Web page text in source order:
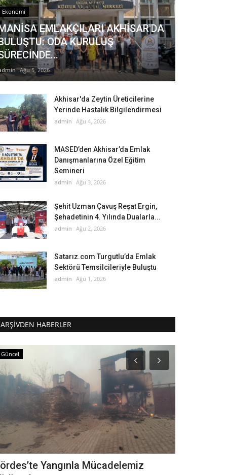
Ekonomi
EMLAKÇILARI AKHİSAR'DA
ODA KURULUŞ
Ağu 5, 2026
Akhisar'da Zeytin Üreticilerine
Yerinde Hastalık Bilgilendirmesi
admin Ağu 4, 2026
MASED’den Akhisar’da Emlak
Danışmanlarına Özel Eğitim
Semineri
admin Ağu 3, 2026
Şehit Uzman Çavuş Reşat Ergin,
Şehadetinin 4. Yılında Dualarla...
admin Ağu 2, 2026
Satarız.com Turgutlu’da Emlak
Sektörü Temsilcileriyle Buluştu
admin Ağu 1, 2026
ARŞIVDEN HABERLER
Güncel
Filenin Sultanları’nı Dev